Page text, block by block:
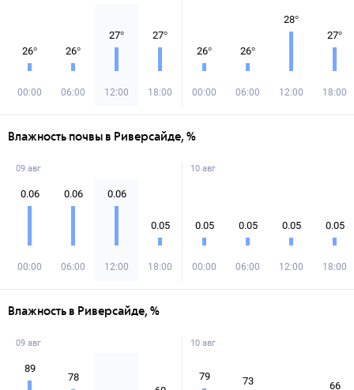
26°
00:00
26°
06:00
27°
12:00
27°
18:00
26°
00:00
26°
06:00
28°
12:00
27°
18:00
Влажность почвы в Риверсайде, %
09 авг
0.06
00:00
0.06
06:00
0.06
12:00
0.05
18:00
10 авг
0.05
00:00
0.05
06:00
0.05
12:00
0.05
18:00
Влажность в Риверсайде, %
09 авг
89
78
10 авг
79 73 66